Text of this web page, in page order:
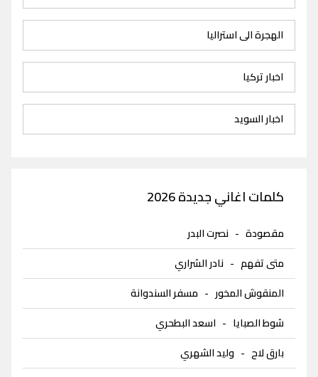
الهجرة الى استراليا
اخبار تركيا
اخبار السويد
كلمات اغاني جديدة 2026
مقصودة - نصرت البدر
متى تفهم - نادر الشراري
المنقوش المخور - مسفر السندوانة
شوط الصبايا - اسعد البطحري
بارق لاح - وليد الشهري